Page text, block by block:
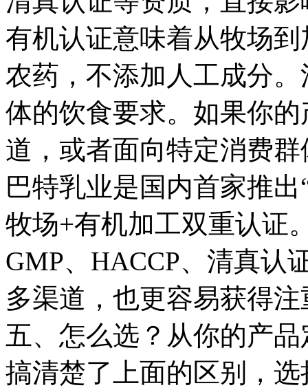
有机认证意味着从牧场
农药，不添加人工成分
体的饮食要求。如果你
道，或者面向特定消费
巴特乳业是国内首家推
牧场+有机加工双重认证
GMP、HACCP、清真认
多渠道，也更容易获得
五、怎么选？从你的产
搞清楚了上面的区别，